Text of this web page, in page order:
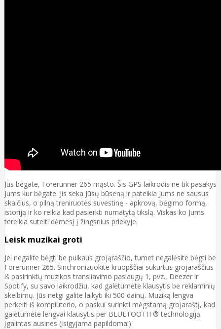
Jūs bėgate, Forerunner 265 mąsto. Šis GPS laikrodis ne tik pasakys
Jums kur bėgate. Jis seka Jūsų būseną ir pateikia Jums ne sausus
skaičius, o pilną treniruotės suvestinę - apkrovą, bėgimo formą,
istoriją ir ko reikia kad pasierkti numatytą tikslą. Viskas ko Jums
tereikia sutelti dėmesį į žingsnius priekyje.
Leisk muzikai groti
Jei negalite bėgti be puikaus grojąraščio, tumet negalėsite bėgti be
Forerunner 265. Sinchronizuokite kruopščiai sukurtus grojaraščius
iš pasirinktų muzikos transliavimo paslaugų 1, pvz., Deezer ir
Spotify, su savo laikrodžiu, kad galėtumėte klausytis be reklaminių
skelbimų. Jūs netgi galite laikyti iki 500 dainų. Muziką lengva
perkelti iš kompiuterio, o paskui surinkti mėgstamą grojaraštį, kad
galėtumėte lengvai klausytis per BLUETOOTH ® technologiją
įgalintas ausines (įsigyjama papildomai).